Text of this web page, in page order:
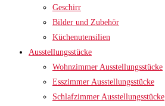
Geschirr
Bilder und Zubehör
Küchenutensilien
Ausstellungsstücke
Wohnzimmer Ausstellungsstücke
Esszimmer Ausstellungsstücke
Schlafzimmer Ausstellungsstücke